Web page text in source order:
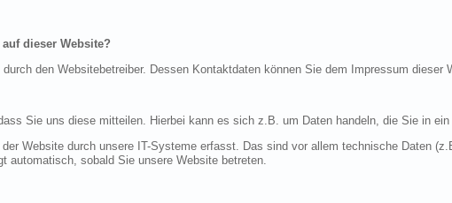
dieser Website?
den Websitebetreiber. Dessen Kontaktdaten können Sie dem Impressum dieser
Sie uns diese mitteilen. Hierbei kann es sich z.B. um Daten handeln, die Sie in ein
Website durch unsere IT-Systeme erfasst. Das sind vor allem technische Daten
automatisch, sobald Sie unsere Website betreten.